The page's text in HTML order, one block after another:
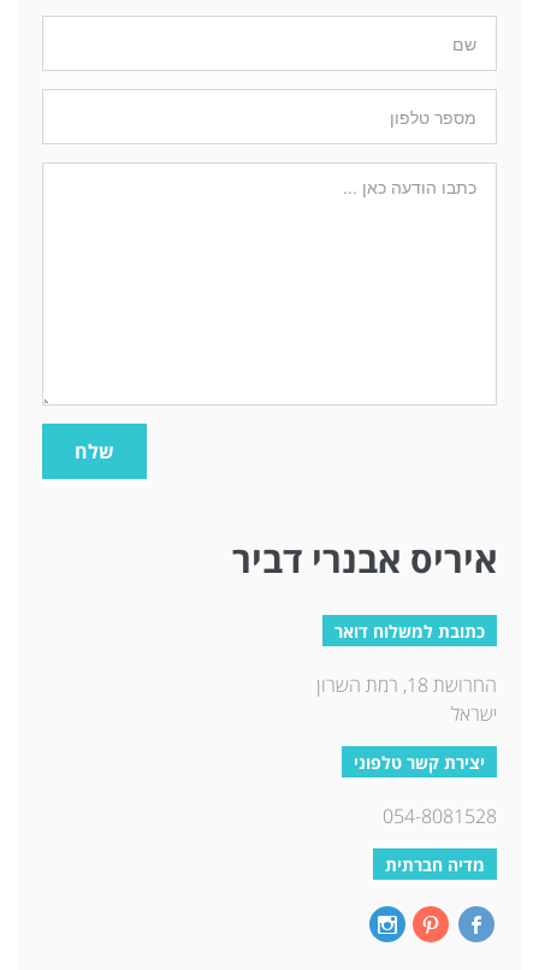
איריס אבנרי דביר
כתובת למשלוח דואר
החרושת 18, רמת השרון
ישראל
יצירת קשר טלפוני
054-8081528
מדיה חברתית